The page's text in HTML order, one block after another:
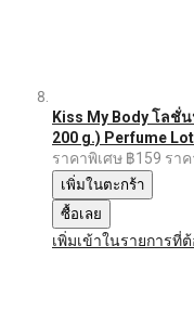
Kiss My Body โลชั่
200 g.) Perfume
ราคาพิเศษ ฿159 รา
เพิ่มในตะกร้า
ซื้อเลย
เพิ่มเข้าในรายการที่ต้